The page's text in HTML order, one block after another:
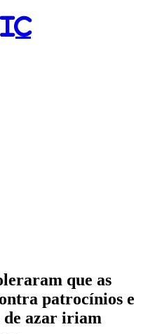
que as
patrocínios e
de azar iriam